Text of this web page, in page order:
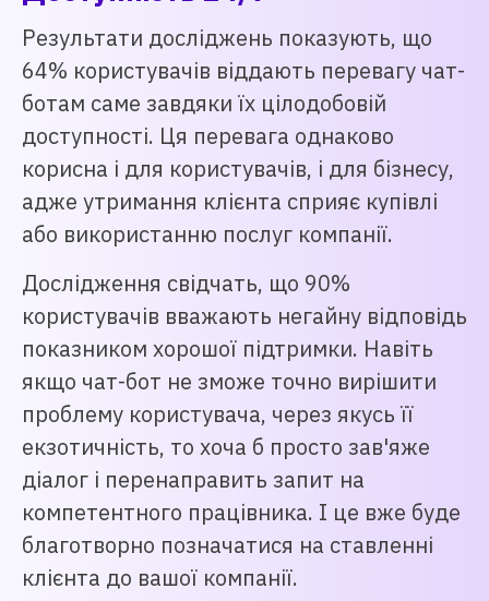
Результати досліджень показують, що
64% користувачів віддають перевагу чат-
ботам саме завдяки їх цілодобовій
доступності. Ця перевага однаково
корисна і для користувачів, і для бізнесу,
адже утримання клієнта сприяє купівлі
або використанню послуг компанії.
Дослідження свідчать, що 90%
користувачів вважають негайну відповідь
показником хорошої підтримки. Навіть
якщо чат-бот не зможе точно вирішити
проблему користувача, через якусь її
екзотичність, то хоча б просто зав'яже
діалог і перенаправить запит на
компетентного працівника. І це вже буде
благотворно позначатися на ставленні
клієнта до вашої компанії.